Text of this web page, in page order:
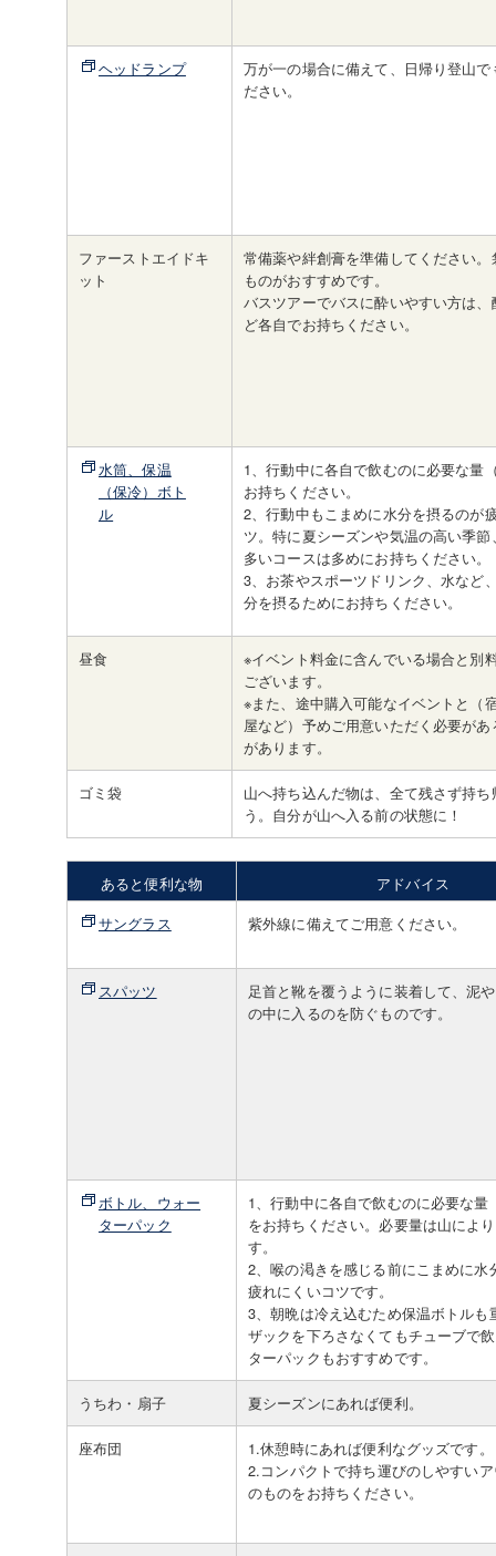
ヘッドランプ
万が一の場合に備えて、日帰り登山
ださい。
ファーストエイドキ
ット
常備薬や絆創膏を準備してください
ものがおすすめです。
バスツアーでバスに酔いやすい方は
ど各自でお持ちください。
水筒、保温
（保冷）ボト
ル
1、行動中に各自で飲むのに必要な量
お持ちください。
2、行動中もこまめに水分を摂るのが
ツ。特に夏シーズンや気温の高い季
多いコースは多めにお持ちください。
3、お茶やスポーツドリンク、水など
分を摂るためにお持ちください。
昼食
※イベント料金に含んでいる場合と別
ございます。
※また、途中購入可能なイベントと（
屋など）予めご用意いただく必要が
があります。
ゴミ袋
山へ持ち込んだ物は、全て残さず持
う。自分が山へ入る前の状態に！
あると便利な物
アドバイス
サングラス
紫外線に備えてご用意ください。
スパッツ
足首と靴を覆うように装着して、泥
の中に入るのを防ぐものです。
ボトル、ウォー
ターパック
1、行動中に各自で飲むのに必要な量
をお持ちください。必要量は山によ
す。
2、喉の渇きを感じる前にこまめに水
疲れにくいコツです。
3、朝晩は冷え込むため保温ボトルも
ザックを下ろさなくてもチューブで
ターパックもおすすめです。
うちわ・扇子 夏シーズンにあれば便利。
座布団
1.休憩時にあれば便利なグッズです。
2.コンパクトで持ち運びのしやすい
のものをお持ちください。